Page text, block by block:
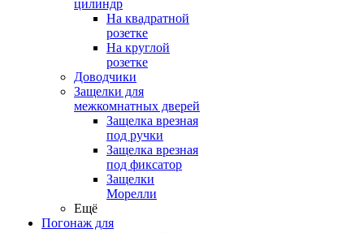
цилиндр
На квадратной
розетке
На круглой
розетке
Доводчики
Защелки для
межкомнатных дверей
Защелка врезная
под ручки
Защелка врезная
под фиксатор
Защелки
Морелли
Ещё
Погонаж для